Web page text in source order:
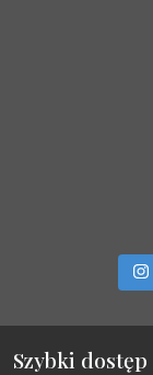
Szybki dostęp